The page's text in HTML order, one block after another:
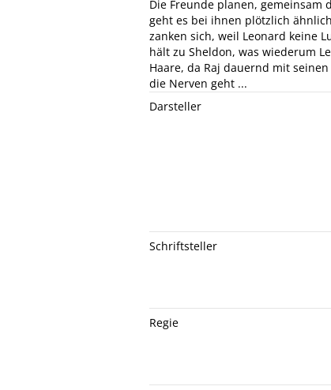
Die Freunde planen, gemeinsam
geht es bei ihnen plötzlich
zanken sich, weil Leonard keine
hält zu Sheldon, was wiederum
Haare, da Raj dauernd mit
die Nerven geht ...
Darsteller
Schriftsteller
Regie